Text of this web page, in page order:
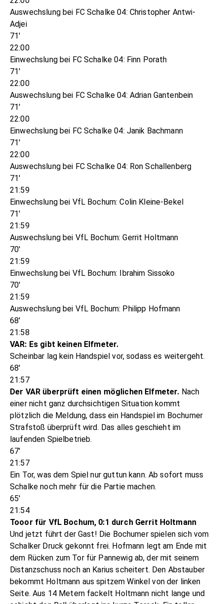
Auswechslung bei FC Schalke 04: Christopher Antwi-
Adjei
71'
22:00
Einwechslung bei FC Schalke 04: Finn Porath
71'
22:00
Auswechslung bei FC Schalke 04: Adrian Gantenbein
71'
22:00
Einwechslung bei FC Schalke 04: Janik Bachmann
71'
22:00
Auswechslung bei FC Schalke 04: Ron Schallenberg
71'
21:59
Einwechslung bei VfL Bochum: Colin Kleine-Bekel
71'
21:59
Auswechslung bei VfL Bochum: Gerrit Holtmann
70'
21:59
Einwechslung bei VfL Bochum: Ibrahim Sissoko
70'
21:59
Auswechslung bei VfL Bochum: Philipp Hofmann
68'
21:58
VAR: Es gibt keinen Elfmeter.
Scheinbar lag kein Handspiel vor, sodass es weitergeht.
68'
21:57
Der VAR überprüft einen möglichen Elfmeter. Nach
einer nicht ganz durchsichtigen Situation kommt
plötzlich die Meldung, dass ein Handspiel im Bochumer
Strafstoß überprüft wird. Das alles geschieht im
laufenden Spielbetrieb.
67'
21:57
Ein Tor, was dem Spiel nur guttun kann. Ab sofort muss
Schalke noch mehr für die Partie machen.
65'
21:54
Tooor für VfL Bochum, 0:1 durch Gerrit Holtmann
Und jetzt führt der Gast! Die Bochumer spielen sich vom
Schalker Druck gekonnt frei. Hofmann legt am Ende mit
dem Rücken zum Tor für Pannewig ab, der mit seinem
Distanzschuss noch an Karius scheitert. Den Abstauber
bekommt Holtmann aus spitzem Winkel von der linken
Seite. Aus 14 Metern fackelt Holtmann nicht lange und